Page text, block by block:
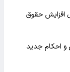
افزایش حقوق
و احکام جدید